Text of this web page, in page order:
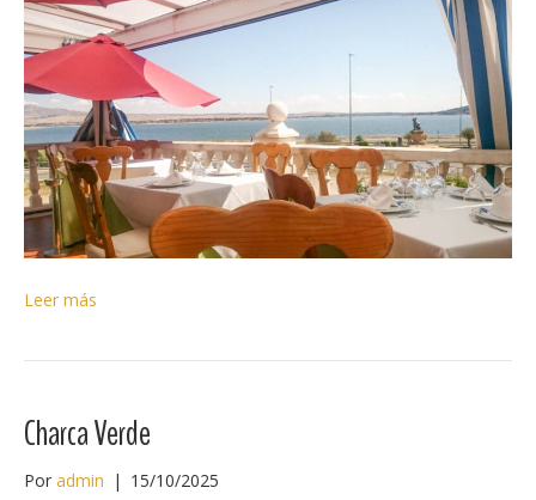
Leer más
Charca Verde
Por admin | 15/10/2025